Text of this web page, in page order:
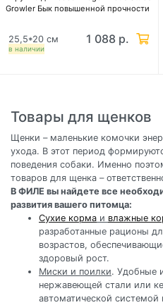
Growler Бык повышенной прочности
в наличии
25,5*20 см 1 088 р.
Товары для щенков
Щенки – маленькие комочки
ухода. В этот период
поведения собаки. Именно
товаров для щенка –
В ФИЛЕ вы найдете все
развития вашего питомца:
Сухие корма и влажные
разработанные рационы
возрастов,
здоровый рост.
Миски и поилки. Удобные
нержавеющей стали или
автоматической системой